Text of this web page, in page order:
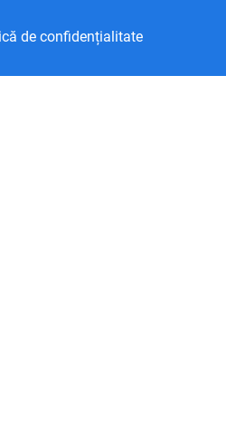
de confidențialitate